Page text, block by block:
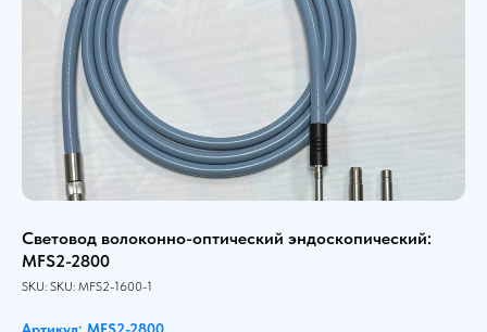
Световод волоконно-оптический эндоскопический:
MFS2-2800
SKU: SKU: MFS2-1600-1
Артикул: MFS2-2800